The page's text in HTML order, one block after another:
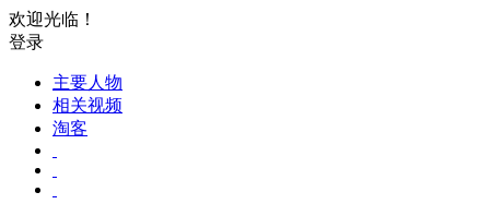
欢迎光临！
登录
主要人物
相关视频
淘客